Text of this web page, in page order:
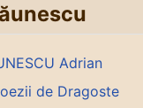
Adrian
de Dragoste